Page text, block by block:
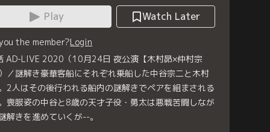
Play
Watch Later
the member?Login
AD-LIVE 2020（10月24日 夜公演【木村昴×仲村宗
／謎解き豪華客船にそれぞれ乗船した中谷宗二と木村
2人はその後行われる船内の謎解きでペアを組まされる
喪服姿の中谷と8歳の天才子役・勇太は悪戦苦闘しなが
解きを進めていくが--。